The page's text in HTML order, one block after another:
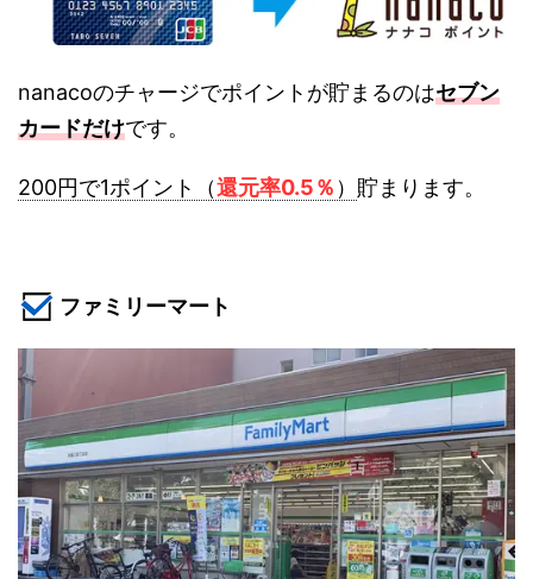
nanacoのチャージでポイントが貯まるのはセブン
カードだけです。
200円で1ポイント（還元率0.5％ ） 貯まります。
ファミリーマート